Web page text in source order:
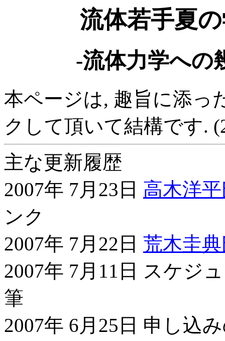
流体若手夏
-流体力学への
本ページは, 趣旨に添っ
クして頂いて結構です.
主な更新履歴
2007年 7月23日 高木洋
ンク
2007年 7月22日 荒木圭
2007年 7月11日 スケジ
筆
2007年 6月25日 申し込